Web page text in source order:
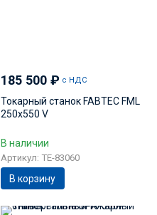
185 500₽ с НДС
Токарный станок FABTEC FML
250х550 V
В наличии
Артикул: TE-83060
В корзину